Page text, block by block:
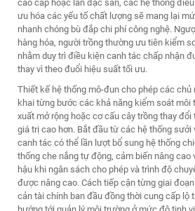
cao cấp hoặc lan đặc sản, các hệ thống
ưu hóa các yếu tố chất lượng sẽ mang lại
nhanh chóng bù đắp chi phí công nghệ.
hàng hóa, người trồng thường ưu tiên kiểm
nhằm duy trì điều kiện canh tác chấp nhận
thay vì theo đuổi hiệu suất tối ưu.
Thiết kế hệ thống mô-đun cho phép các chủ
khai từng bước các khả năng kiểm soát môi
xuất mở rộng hoặc cơ cấu cây trồng thay
giá trị cao hơn. Bắt đầu từ các hệ thống sưởi
canh tác có thể lần lượt bổ sung hệ thống
thống che nắng tự động, cảm biến nâng cao
hậu khi ngân sách cho phép và trình độ
được nâng cao. Cách tiếp cận từng giai
cản tài chính ban đầu đồng thời cung cấp lộ